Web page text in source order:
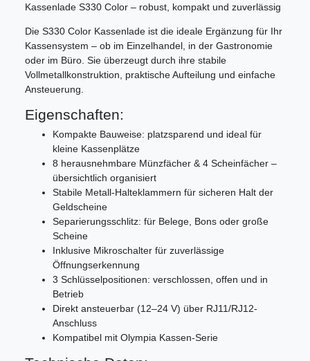
Kassenlade S330 Color – robust, kompakt und zuverlässig
Die S330 Color Kassenlade ist die ideale Ergänzung für Ihr
Kassensystem – ob im Einzelhandel, in der Gastronomie
oder im Büro. Sie überzeugt durch ihre stabile
Vollmetallkonstruktion, praktische Aufteilung und einfache
Ansteuerung.
Eigenschaften:
Kompakte Bauweise: platzsparend und ideal für
kleine Kassenplätze
8 herausnehmbare Münzfächer & 4 Scheinfächer –
übersichtlich organisiert
Stabile Metall-Halteklammern für sicheren Halt der
Geldscheine
Separierungsschlitz: für Belege, Bons oder große
Scheine
Inklusive Mikroschalter für zuverlässige
Öffnungserkennung
3 Schlüsselpositionen: verschlossen, offen und in
Betrieb
Direkt ansteuerbar (12–24 V) über RJ11/RJ12-
Anschluss
Kompatibel mit Olympia Kassen-Serie